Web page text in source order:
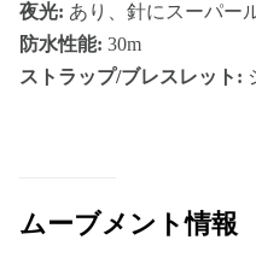
夜光: あり、針にスーパー
防水性能: 30m
ストラップ/ブレスレット:
ムーブメント情報